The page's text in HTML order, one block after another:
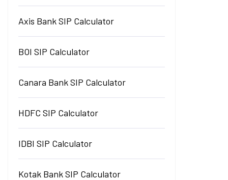
Axis Bank SIP Calculator
BOI SIP Calculator
Canara Bank SIP Calculator
HDFC SIP Calculator
IDBI SIP Calculator
Kotak Bank SIP Calculator